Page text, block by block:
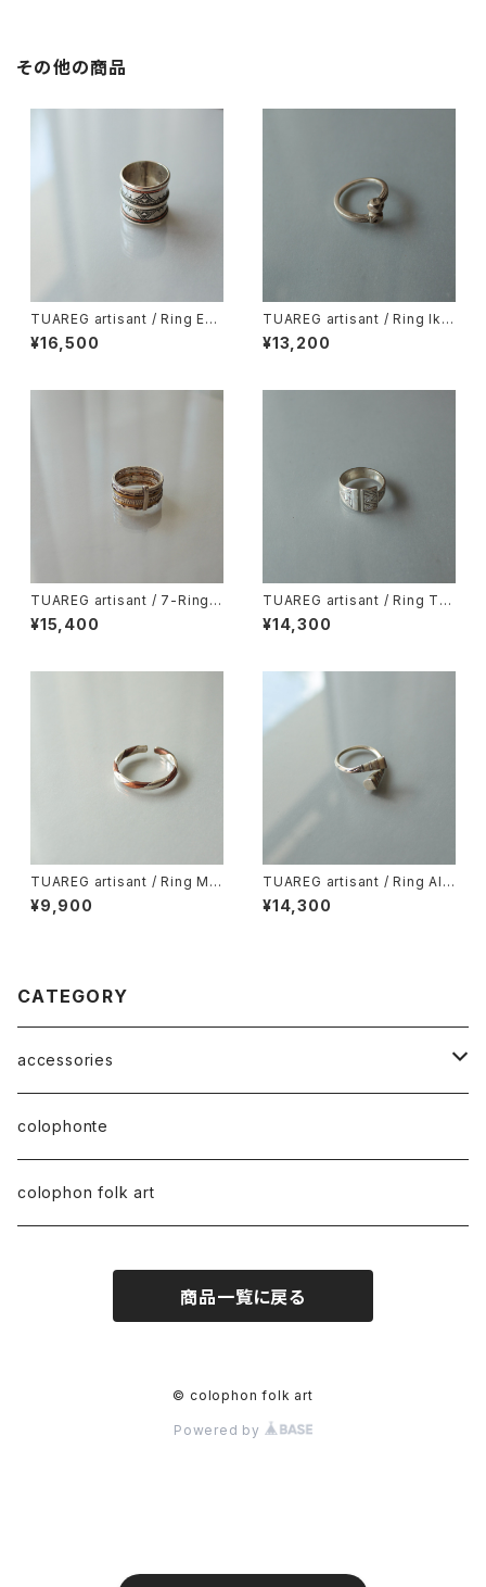
その他の商品
TUAREG artisant / Ring Egl
e
¥16,500
TUAREG artisant / Ring lka
zan
¥13,200
TUAREG artisant / 7-Ring S
et
¥15,400
TUAREG artisant / Ring Tan
fouk
¥14,300
TUAREG artisant / Ring Me
dicine Copper
¥9,900
TUAREG artisant / Ring Alki
s
¥14,300
CATEGORY
accessories
tuareg jewelry
tuareg vintage jewelry
colophonte
colophonte
colophon folk art
商品一覧に戻る
© colophon folk art
Powered by